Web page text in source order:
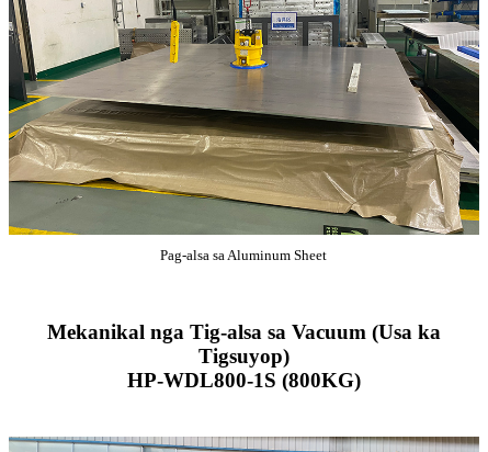
Pag-alsa sa Aluminum Sheet
Mekanikal nga Tig-alsa sa Vacuum (Usa ka
Tigsuyop)
HP-WDL800-1S (800KG)